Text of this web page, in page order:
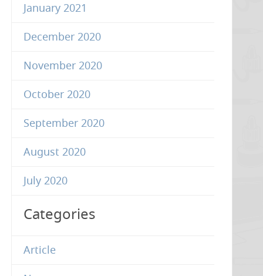
January 2021
December 2020
November 2020
October 2020
September 2020
August 2020
July 2020
Categories
Article